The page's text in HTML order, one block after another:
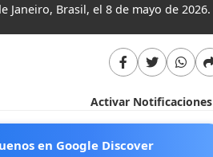
Janeiro, Brasil, el 8 de mayo de 2026.
Activar Notificaciones
en Google Discover